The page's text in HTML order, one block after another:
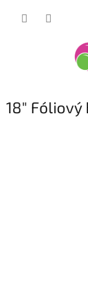
18" Fóliový